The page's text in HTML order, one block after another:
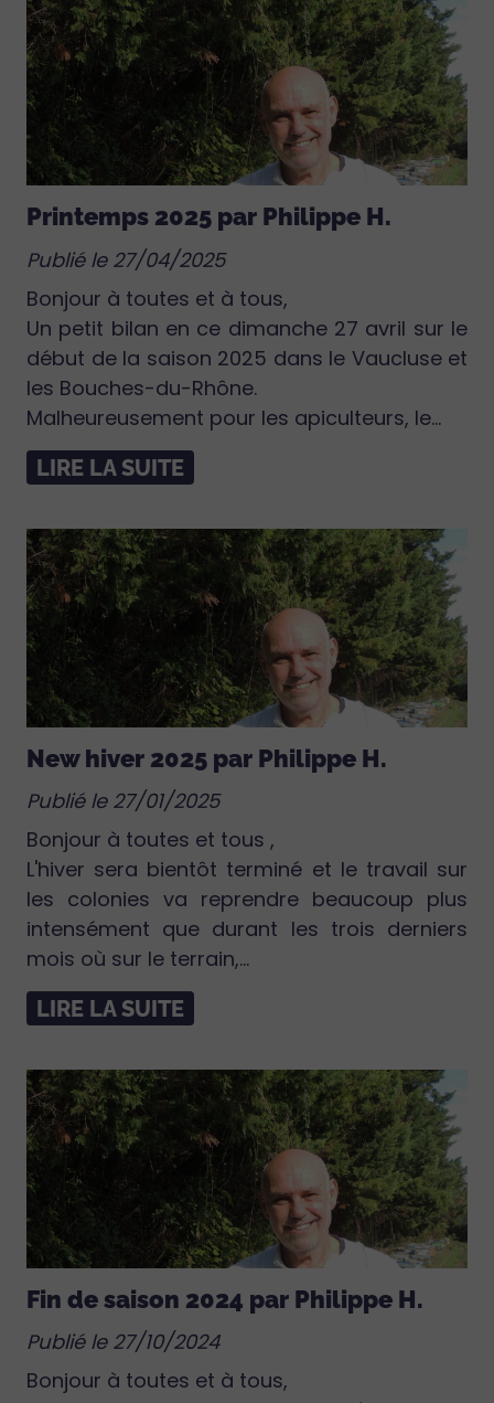
Printemps 2025 par Philippe H.
Publié le 27/04/2025
Bonjour à toutes et à tous,
Un petit bilan en ce dimanche 27 avril sur le
début de la saison 2025 dans le Vaucluse et
les Bouches-du-Rhône.
Malheureusement pour les apiculteurs, le...
LIRE LA SUITE
New hiver 2025 par Philippe H.
Publié le 27/01/2025
Bonjour à toutes et tous ,
L'hiver sera bientôt terminé et le travail sur
les colonies va reprendre beaucoup plus
intensément que durant les trois derniers
mois où sur le terrain,...
LIRE LA SUITE
Fin de saison 2024 par Philippe H.
Publié le 27/10/2024
Bonjour à toutes et à tous,